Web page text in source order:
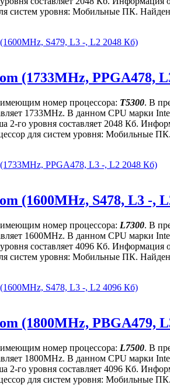
систем уровня: Мобильные ПК.
S479, L3 -, L2 2048 Кб)
(1733MHz, PPGA478,
номер процессора: T5300. В
1733MHz. В данном CPU марки
2-го уровня составляет 2048 Кб.
для систем уровня: Мобильные
PPGA478, L3 -, L2 2048 Кб)
(1600MHz, S478, L3 -,
номер процессора: L7300. В
1600MHz. В данном CPU марки
составляет 4096 Кб.
систем уровня: Мобильные ПК.
S478, L3 -, L2 4096 Кб)
(1800MHz, PBGA479,
номер процессора: L7500. В
1800MHz. В данном CPU марки
2-го уровня составляет 4096 Кб.
для систем уровня: Мобильные